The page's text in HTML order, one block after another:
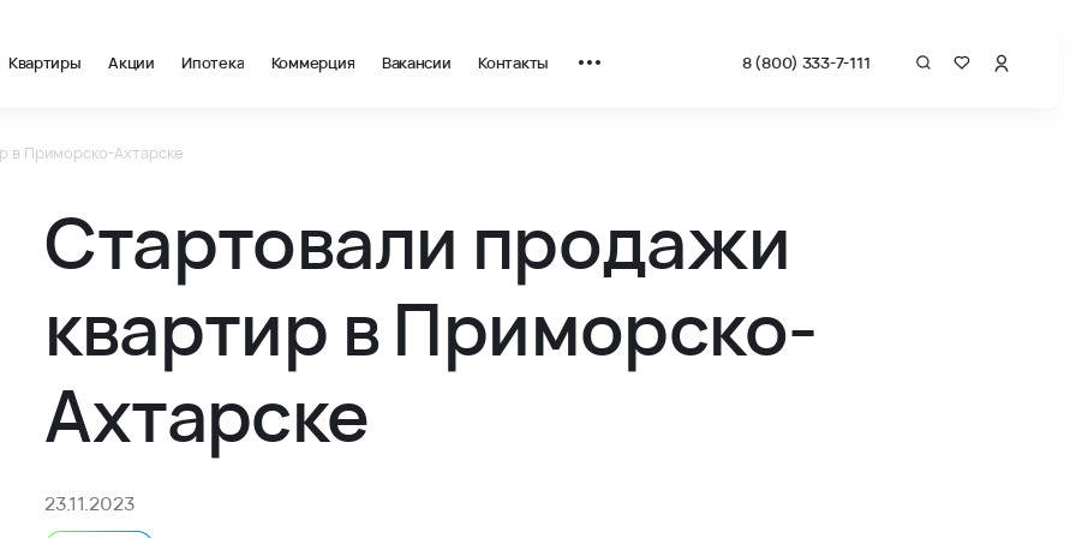
Квартиры Акции Ипотека Коммерция Вакансии Контакты 8 (800) 333-7-111
в Приморско-Ахтарске
Стартовали продажи
квартир в Приморско-
Ахтарске
23.11.2023